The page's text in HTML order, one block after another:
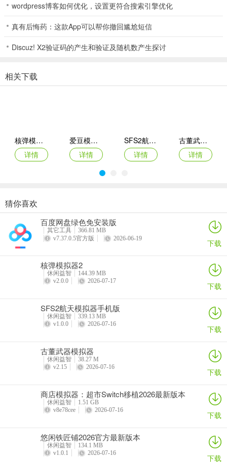
wordpress博客如何优化，设置更符合搜索引擎优化
真有后悔药：这款App可以帮你撤回尴尬短信
Discuz! X2验证码的产生和验证及随机数产生探讨
相关下载
核弹模拟器2
详情
爱豆模拟器最新版
详情
SFS2航天模拟器手机版
详情
古董武器模拟器
详情
商店模拟器：超市Switch移植2026最新版本
详情
悠闲铁匠铺2026官方最新版本
详情
猫咪疗愈所
寒窗志
猜你喜欢
百度网盘绿色免安装版
其它工具
366.81 MB
v7.37.0.5官方版
2026-06-19 下载
核弹模拟器2
休闲益智
144.39 MB
v2.0.0
2026-07-17 下载
SFS2航天模拟器手机版
休闲益智
339.13 MB
v1.0.0
2026-07-16 下载
古董武器模拟器
休闲益智
38.27 M
v2.15
2026-07-16 下载
商店模拟器：超市Switch移植2026最新版本
休闲益智
1.51 GB
v8e78cee
2026-07-16 下载
悠闲铁匠铺2026官方最新版本
休闲益智
134.1 MB
v1.0.1
2026-07-16 下载